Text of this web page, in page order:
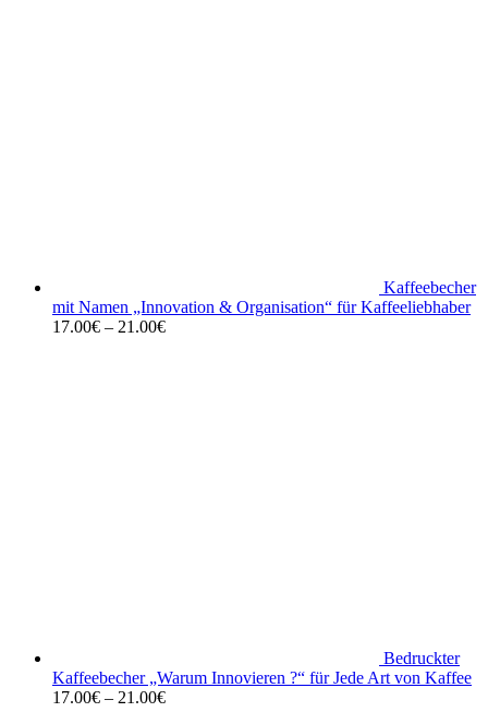
Kaffeebecher
mit Namen „Innovation & Organisation“ für Kaffeeliebhaber
17.00€ – 21.00€
Bedruckter
Kaffeebecher „Warum Innovieren ?“ für Jede Art von Kaffee
17.00€ – 21.00€